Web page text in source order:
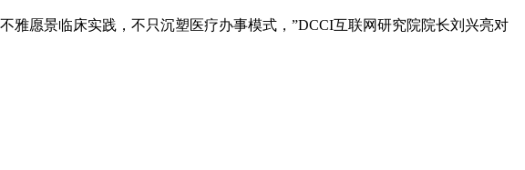
愿景临床实践，不只沉塑医疗办事模式，”DCCI互联网研究院院长刘兴亮对